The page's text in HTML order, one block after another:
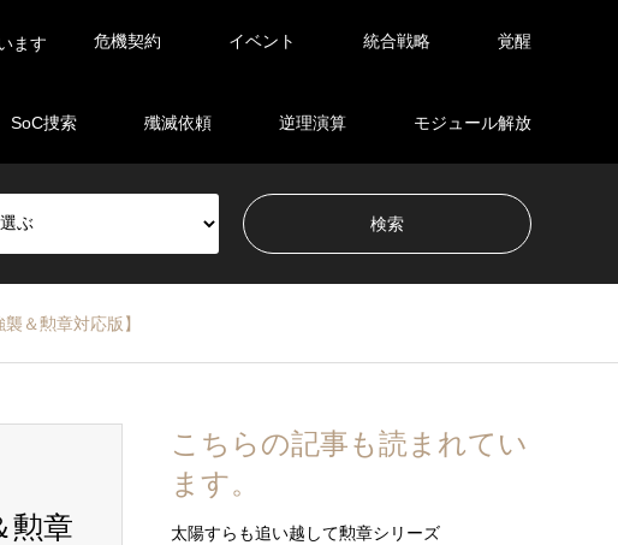
ます 危機契約 イベント 統合戦略 覚醒
SoC捜索 殲滅依頼 逆理演算 モジュール解放
＆勲章対応版】
勲章
こちらの記事も読まれてい
ます。
太陽すらも追い越して勲章シリーズ